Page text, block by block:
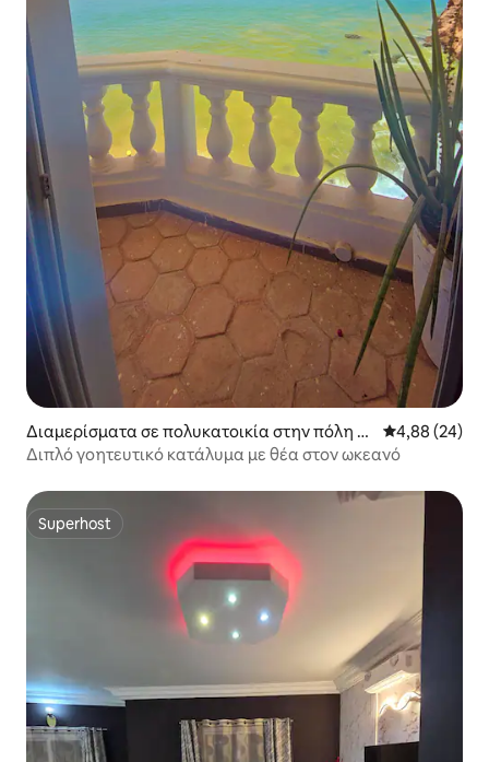
Διαμερίσματα σε πολυκατοικία στην πόλη T
oubab Dialao
Μέση
4,88 (24)
Διπλό γοητευτικό κατάλυμα με θέα στον ωκεανό
Superhost
Superhost